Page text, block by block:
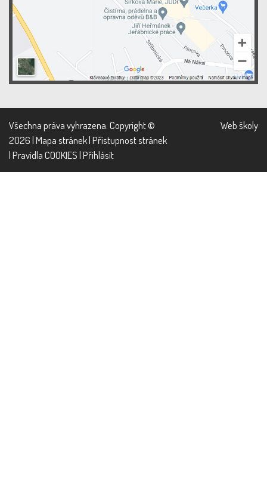
Všechna práva vyhrazena. Copyright ©
2026 |Mapa stránek|Přístupnost stránek
|Pravidla COOKIES|Přihlásit
Web školy